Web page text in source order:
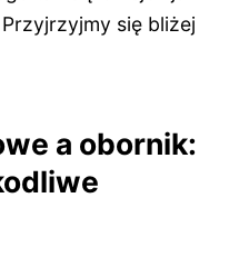
się bliżej
a obornik: